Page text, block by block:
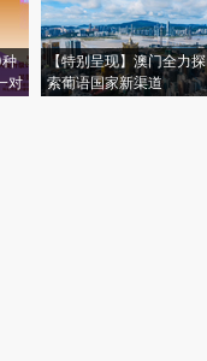
种
对
【特别呈现】澳门全力探
索葡语国家新渠道